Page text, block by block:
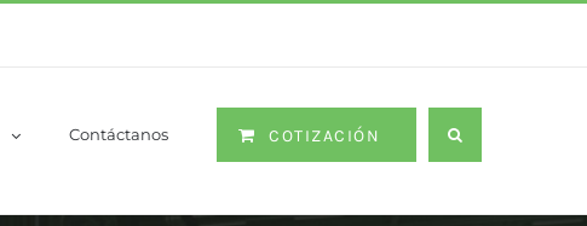
Contáctanos COTIZACIÓN